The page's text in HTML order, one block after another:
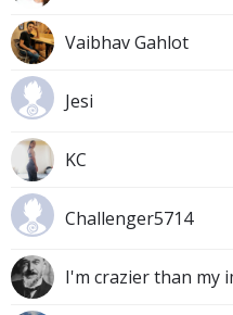
Vaibhav Gahlot
Jesi
KC
Challenger5714
I'm crazier than my